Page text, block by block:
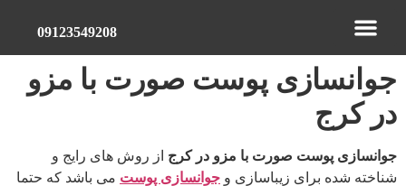
09123549208
جوانسازی پوست صورت با مزو
در کرج
جوانسازی پوست صورت با مزو در کرج از روش های رایج و
شناخته شده برای زیباسازی و جوانسازی پوست می باشد که حتما